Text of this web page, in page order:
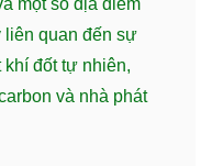
quan đến sự
đốt tự nhiên,
và nhà phát